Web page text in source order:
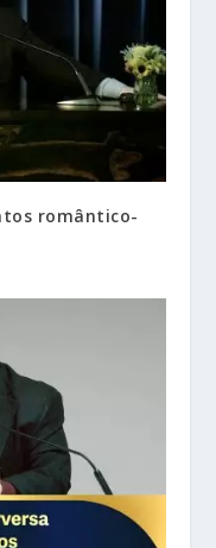
romântico-